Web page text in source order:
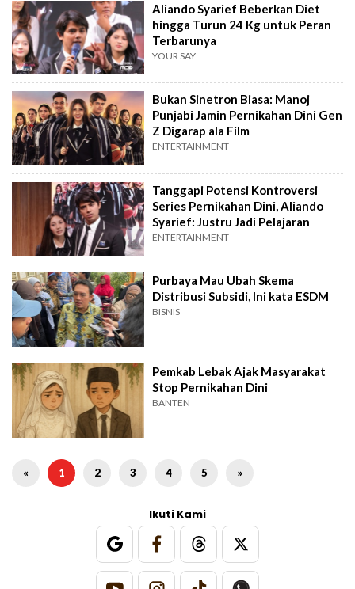
Aliando Syarief Beberkan Diet
hingga Turun 24 Kg untuk Peran
Terbarunya
YOUR SAY
Bukan Sinetron Biasa: Manoj
Punjabi Jamin Pernikahan Dini Gen
Z Digarap ala Film
ENTERTAINMENT
Tanggapi Potensi Kontroversi
Series Pernikahan Dini, Aliando
Syarief: Justru Jadi Pelajaran
ENTERTAINMENT
Purbaya Mau Ubah Skema
Distribusi Subsidi, Ini kata ESDM
BISNIS
Pemkab Lebak Ajak Masyarakat
Stop Pernikahan Dini
BANTEN
« 1 2 3 4 5 »
Ikuti Kami